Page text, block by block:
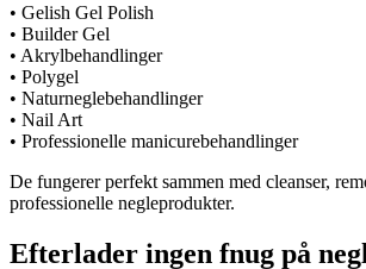
• Gelish Gel Polish
• Builder Gel
• Akrylbehandlinger
• Polygel
• Naturneglebehandlinger
• Nail Art
• Professionelle manicurebehandlinger
De fungerer perfekt sammen med cleanser,
professionelle negleprodukter.
Efterlader ingen fnug på